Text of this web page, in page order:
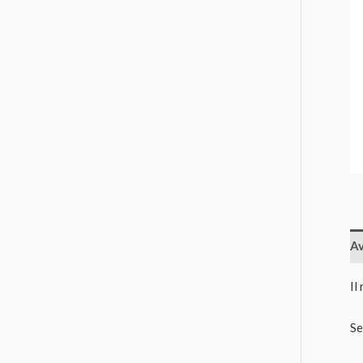
Il